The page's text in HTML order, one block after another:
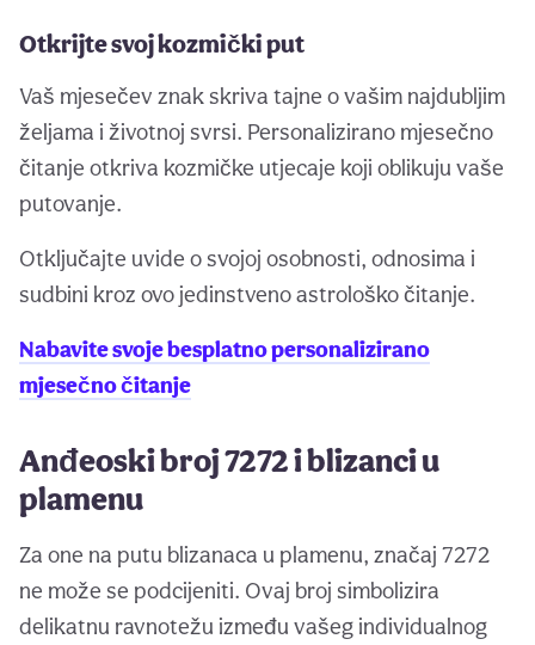
Otkrijte svoj kozmički put
Vaš mjesečev znak skriva tajne o vašim najdubljim
željama i životnoj svrsi. Personalizirano mjesečno
čitanje otkriva kozmičke utjecaje koji oblikuju vaše
putovanje.
Otključajte uvide o svojoj osobnosti, odnosima i
sudbini kroz ovo jedinstveno astrološko čitanje.
Nabavite svoje besplatno personalizirano
mjesečno čitanje
Anđeoski broj 7272 i blizanci u
plamenu
Za one na putu blizanaca u plamenu, značaj 7272
ne može se podcijeniti. Ovaj broj simbolizira
delikatnu ravnotežu između vašeg individualnog